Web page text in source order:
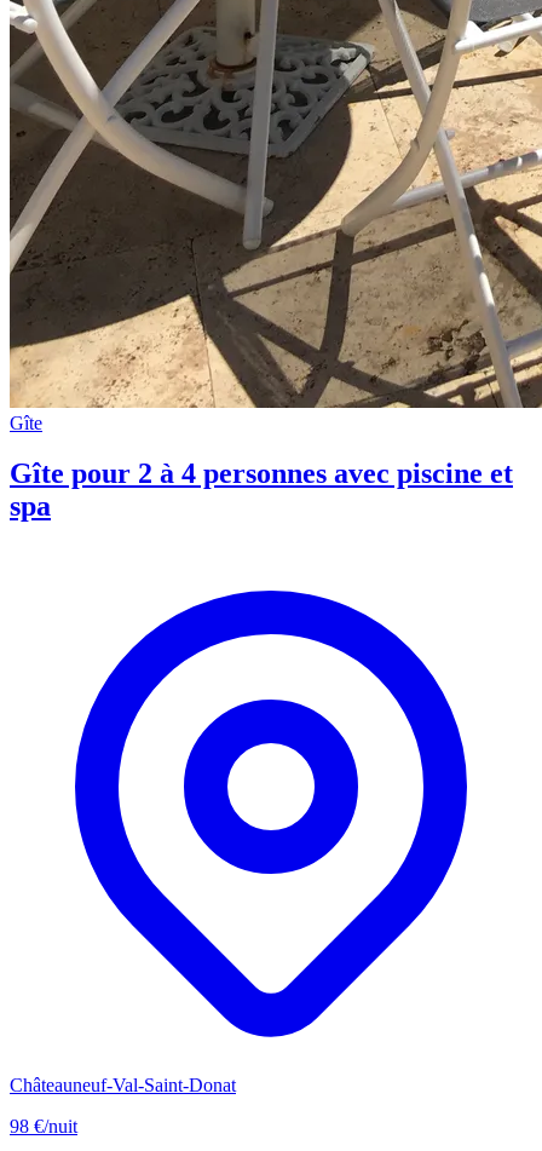
Gîte
Gîte pour 2 à 4 personnes avec piscine et
spa
Châteauneuf-Val-Saint-Donat
98 €/nuit